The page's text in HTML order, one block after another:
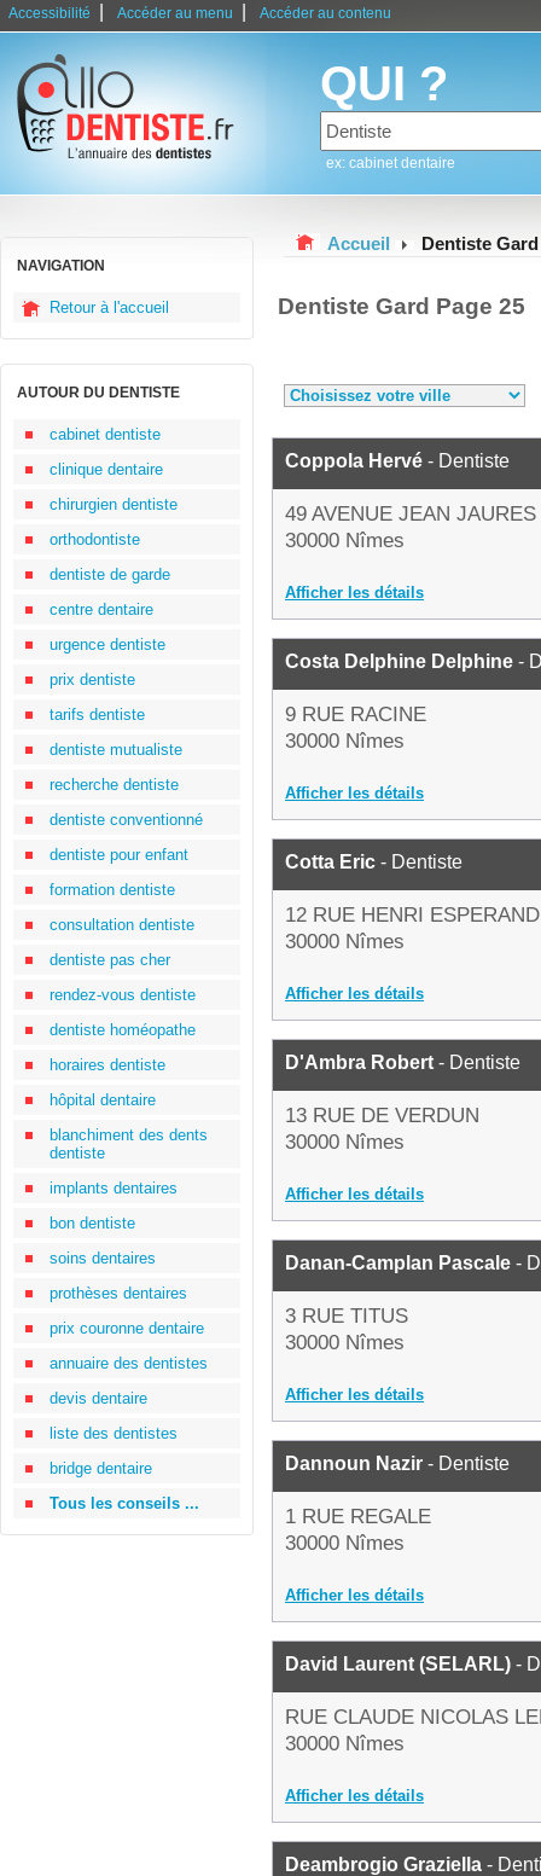
Accessibilité Accéder au menu Accéder au contenu
QUI ?
ex: cabinet dentaire
NAVIGATION
Retour à l'accueil
AUTOUR DU DENTISTE
cabinet dentiste
clinique dentaire
chirurgien dentiste
orthodontiste
dentiste de garde
centre dentaire
urgence dentiste
prix dentiste
tarifs dentiste
dentiste mutualiste
recherche dentiste
dentiste conventionné
dentiste pour enfant
formation dentiste
consultation dentiste
dentiste pas cher
rendez-vous dentiste
dentiste homéopathe
horaires dentiste
hôpital dentaire
blanchiment des dents
dentiste
implants dentaires
bon dentiste
soins dentaires
prothèses dentaires
prix couronne dentaire
annuaire des dentistes
devis dentaire
liste des dentistes
bridge dentaire
Tous les conseils ...
Accueil Dentiste Gard
Dentiste Gard Page 25
Coppola Hervé - Dentiste
49 AVENUE JEAN JAURES
30000 Nîmes
Afficher les détails
Costa Delphine Delphine -
9 RUE RACINE
30000 Nîmes
Afficher les détails
Cotta Eric - Dentiste
12 RUE HENRI
30000 Nîmes
Afficher les détails
D'Ambra Robert - Dentiste
13 RUE DE VERDUN
30000 Nîmes
Afficher les détails
Danan-Camplan Pascale -
3 RUE TITUS
30000 Nîmes
Afficher les détails
Dannoun Nazir - Dentiste
1 RUE REGALE
30000 Nîmes
Afficher les détails
David Laurent (SELARL) -
RUE CLAUDE NICOLAS
30000 Nîmes
Afficher les détails
Deambrogio Graziella -